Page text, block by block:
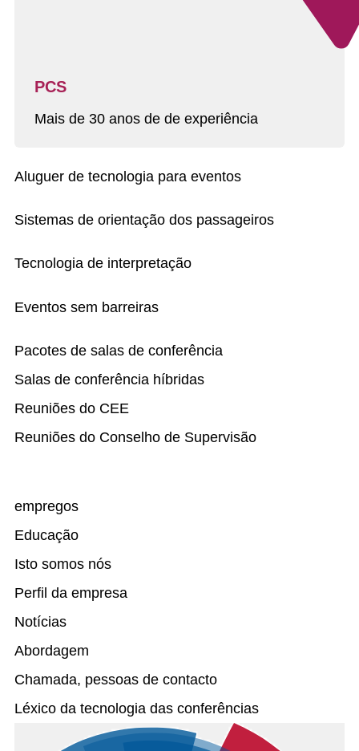
PCS
Mais de 30 anos de de experiência
Aluguer de tecnologia para eventos
Sistemas de orientação dos passageiros
Tecnologia de interpretação
Eventos sem barreiras
Pacotes de salas de conferência
Salas de conferência híbridas
Reuniões do CEE
Reuniões do Conselho de Supervisão
empregos
Educação
Isto somos nós
Perfil da empresa
Notícias
Abordagem
Chamada, pessoas de contacto
Léxico da tecnologia das conferências